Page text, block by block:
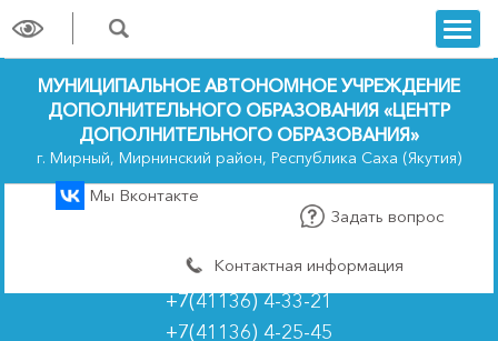
trk
МУНИЦИПАЛЬНОЕ АВТОНОМНОЕ УЧРЕЖДЕНИЕ
ДОПОЛНИТЕЛЬНОГО ОБРАЗОВАНИЯ «ЦЕНТР
ДОПОЛНИТЕЛЬНОГО ОБРАЗОВАНИЯ»
г. Мирный, Мирнинский район, Республика Саха (Якутия)
Мы Вконтакте
Задать вопрос
Контактная информация
+7(41136) 4-33-21
+7(41136) 4-25-45